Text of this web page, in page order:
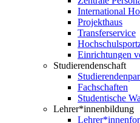
International
Projekthaus
Transferservice
Einrichtungen
Studierendenschaft
Fachschaften
Studentische
Lehrer*innenbildung